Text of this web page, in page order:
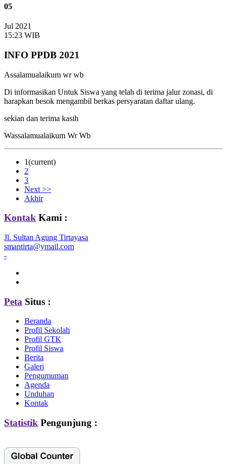
05
Jul 2021
15:23 WIB
INFO PPDB 2021
Assalamualaikum wr wb
Di informasikan Untuk Siswa yang telah di terima jalur zonasi, di
harapkan besok mengambil berkas persyaratan daftar ulang.
sekian dan terima kasih
Wassalamualaikum Wr Wb
1(current)
2
3
Next >>
Akhir
Kontak Kami :
Jl. Sultan Agung Tirtayasa
smantirta@ymail.com
-
Peta Situs :
Beranda
Profil Sekolah
Profil GTK
Profil Siswa
Berita
Galeri
Pengumuman
Agenda
Unduhan
Kontak
Statistik Pengunjung :